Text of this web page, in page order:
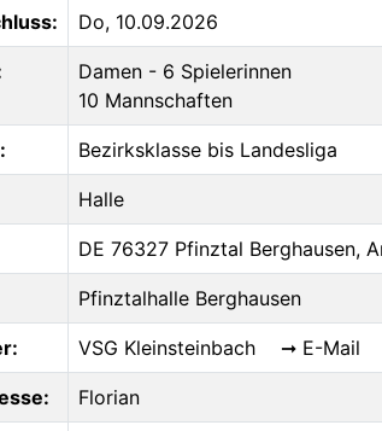
Do, 10.09.2026
Damen - 6 Spielerinnen
10 Mannschaften
Bezirksklasse bis Landesliga
Halle
DE 76327 Pfinztal Berghausen,
Pfinztalhalle Berghausen
VSG Kleinsteinbach E-Mail
Florian